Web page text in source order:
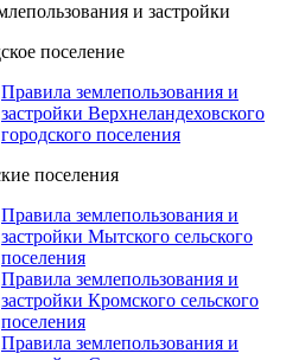
и застройки
поселение
Правила землепользования и
застройки Верхнеландеховского
городского поселения
поселения
Правила землепользования и
застройки Мытского сельского
поселения
Правила землепользования и
застройки Кромского сельского
поселения
Правила землепользования и